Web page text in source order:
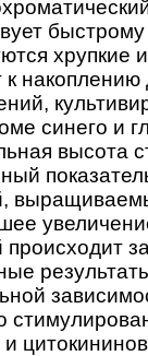
хрупкие
к
синего и
высота
происходит
и